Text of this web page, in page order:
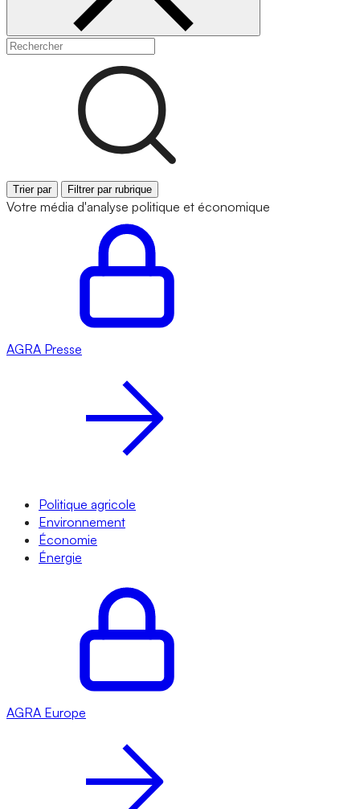
Trier par Filtrer par rubrique
Votre média d'analyse politique et économique
AGRA Presse
Politique agricole
Environnement
Économie
Énergie
AGRA Europe